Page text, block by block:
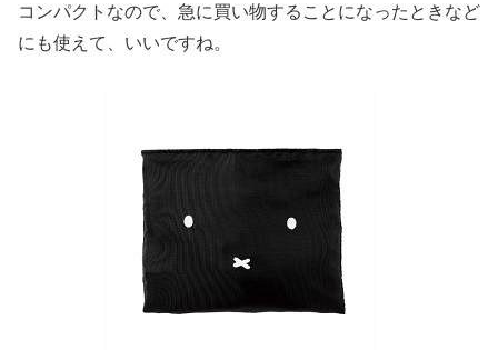
コンパクトなので、急に買い物することになったときなど
にも使えて、いいですね。